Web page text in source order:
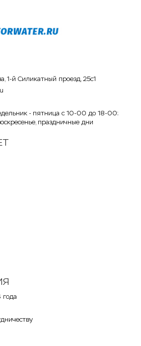
1-й Силикатный проезд, 25с1
- пятница с 10-00 до 18-00;
праздничные дни